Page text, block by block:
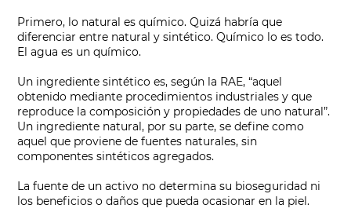
Primero, lo natural es químico. Quizá habría que
diferenciar entre natural y sintético. Químico lo es todo.
El agua es un químico.
Un ingrediente sintético es, según la RAE, “aquel
obtenido mediante procedimientos industriales y que
reproduce la composición y propiedades de uno natural”.
Un ingrediente natural, por su parte, se define como
aquel que proviene de fuentes naturales, sin
componentes sintéticos agregados.
La fuente de un activo no determina su bioseguridad ni
los beneficios o daños que pueda ocasionar en la piel.